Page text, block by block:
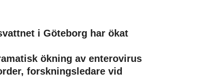
i Göteborg har ökat
ökning av enterovirus
forskningsledare vid